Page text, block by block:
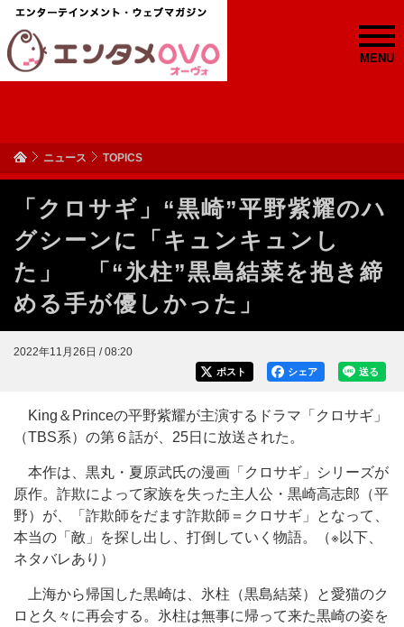
MENU
ニュース TOPICS
「クロサギ」“黒崎”平野紫耀のハ
グシーンに「キュンキュンし
た」 「“氷柱”黒島結菜を抱き締
める手が優しかった」
2022年11月26日 / 08:20
送る
シェア
ポスト
King＆Princeの平野紫耀が主演するドラマ「クロサギ」
（TBS系）の第６話が、25日に放送された。
本作は、黒丸・夏原武氏の漫画「クロサギ」シリーズが
原作。詐欺によって家族を失った主人公・黒崎高志郎（平
野）が、「詐欺師をだます詐欺師＝クロサギ」となって、
本当の「敵」を探し出し、打倒していく物語。（※以下、
ネタバレあり）
上海から帰国した黒崎は、氷柱（黒島結菜）と愛猫のク
ロと久々に再会する。氷柱は無事に帰って来た黒崎の姿を